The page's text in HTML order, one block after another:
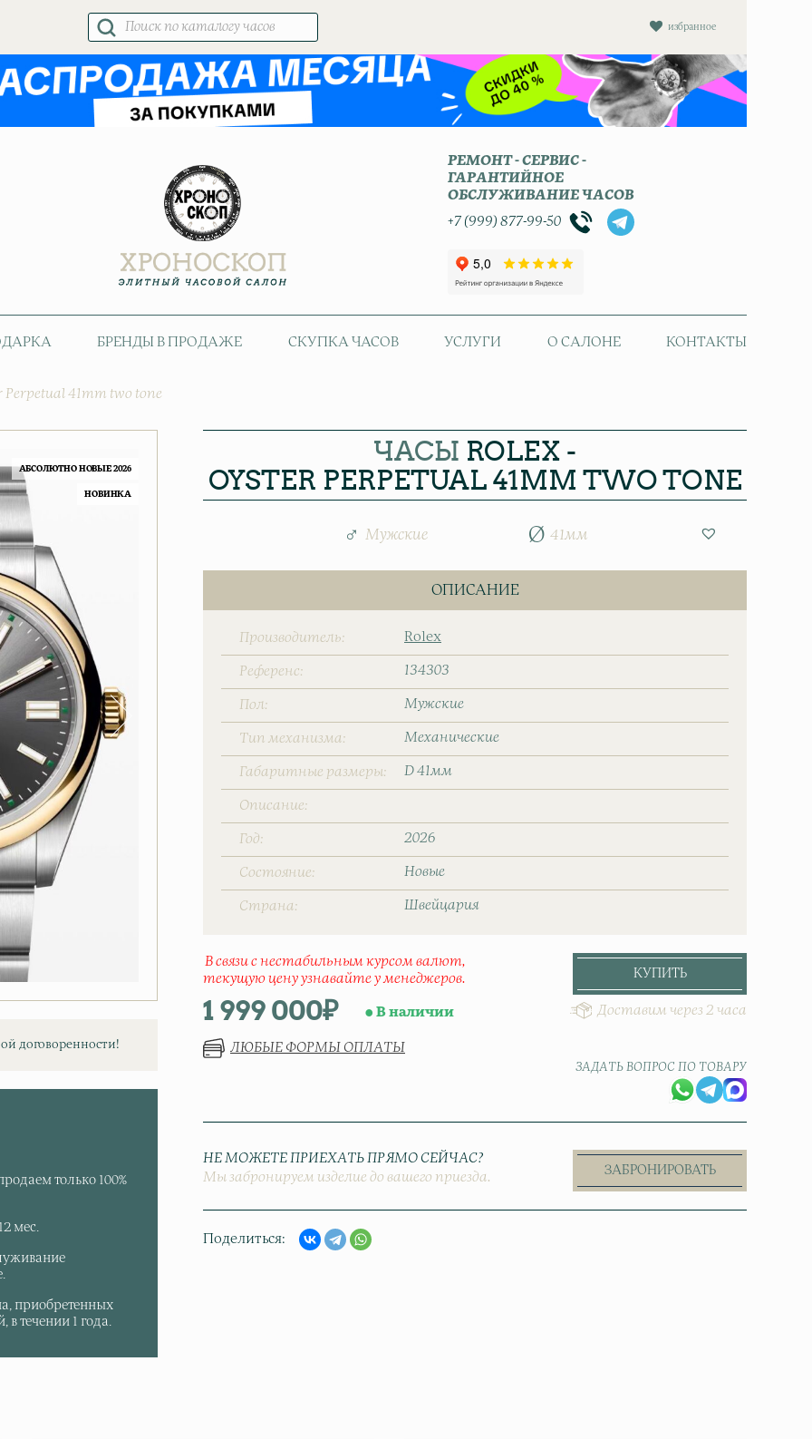
избранное
Поиск
товаров
РЕМОНТ - СЕРВИС -
ГАРАНТИЙНОЕ
ОБСЛУЖИВАНИЕ ЧАСОВ
+7 (999) 877-99-50
БРЕНДЫ В ПРОДАЖЕ СКУПКА ЧАСОВ УСЛУГИ О САЛОНЕ КОНТАКТЫ
Perpetual 41mm two tone
АБСОЛЮТНО НОВЫЕ 2026
НОВИНКА
договоренности!
только 100%
мес.
приобретенных
в течении 1 года.
ЧАСЫ ROLEX -
OYSTER PERPETUAL 41MM TWO TONE
Мужские 41мм
ОПИСАНИЕ
Производитель Rolex
Референс 134303
Пол Мужские
Тип механизма Механические
Габаритные размеры D 41мм
Описание
Год 2026
Состояние Новые
Страна Швейцаpия
В связи с нестабильным курсом валют,
текущую цену узнавайте у менеджеров.
1 999 000₽ В наличии
ЛЮБЫЕ ФОРМЫ ОПЛАТЫ
КУПИТЬ
Доставим через 2 часа
ЗАДАТЬ ВОПРОС ПО ТОВАРУ
НЕ МОЖЕТЕ ПРИЕХАТЬ ПРЯМО СЕЙЧАС?
Мы забронируем изделие до вашего приезда.
ЗАБРОНИРОВАТЬ
Поделиться